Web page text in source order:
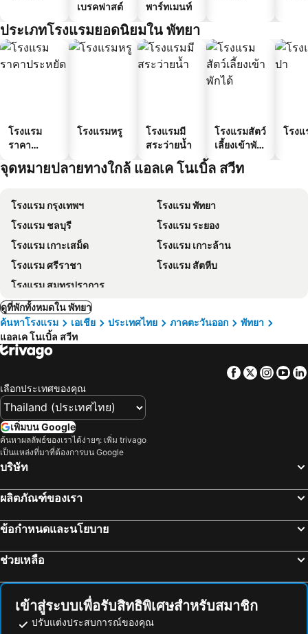
เบรคฟาสต์
พาร์ทเมนท์
ประเภทโรงแรมยอดนิยมใน พัทยา
โรงแรม
ราคา
โรงแรมหรู
โรงแรมมี
สระว่ายน้ำ
โรงแรมสัตว์
เลี้ยงเข้าพัก
โรง
จุดหมายปลายทางใกล้ แอลเค โนเบิ้ล สวีท
โรงแรม กรุงเทพฯ
โรงแรม พัทยา
โรงแรม ชลบุรี
โรงแรม ระยอง
โรงแรม เกาะเสม็ด
โรงแรม เกาะล้าน
โรงแรม ศรีราชา
โรงแรม สัตหีบ
โรงแรม สมุทรปราการ
ดูที่พักทั้งหมดใน พัทยา
ค้นหาโรงแรม
เอเชีย ประเทศไทย ภาคตะวันออก
พัทยา
แอลเค โนเบิ้ล สวีท
Facebook
Twitter
เลือกประเทศของคุณ
เพิ่มบน Google
ค้นหาผลลัพธ์ของเราได้ง่ายๆ: เพิ่ม trivago
เป็นแหล่งที่มาที่ต้องการบน Google
บริษัท
ผลิตภัณฑ์ของเรา
ข้อกำหนดและนโยบาย
ช่วยเหลือ
เข้าสู่ระบบเพื่อรับสิทธิพิเศษสำหรับสมาชิก
ปรับแต่งประสบการณ์ของคุณ